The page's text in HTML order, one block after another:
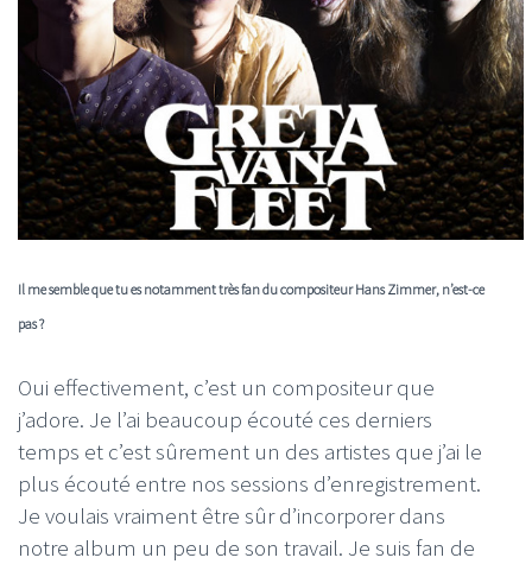
Il me semble que tu es notamment très fan du compositeur Hans Zimmer, n’est-ce
pas ?
Oui effectivement, c’est un compositeur que
j’adore. Je l’ai beaucoup écouté ces derniers
temps et c’est sûrement un des artistes que j’ai le
plus écouté entre nos sessions d’enregistrement.
Je voulais vraiment être sûr d’incorporer dans
notre album un peu de son travail. Je suis fan de